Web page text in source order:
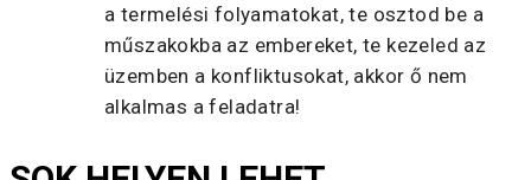
a termelési folyamatokat, te osztod be a
műszakokba az embereket, te kezeled az
üzemben a konfliktusokat, akkor ő nem
alkalmas a feladatra!